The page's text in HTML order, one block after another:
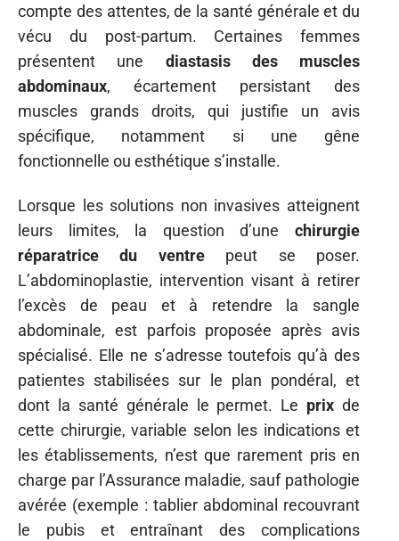
compte des attentes, de la santé générale et du
vécu du post-partum. Certaines femmes
présentent une diastasis des muscles
abdominaux, écartement persistant des
muscles grands droits, qui justifie un avis
spécifique, notamment si une gêne
fonctionnelle ou esthétique s’installe.
Lorsque les solutions non invasives atteignent
leurs limites, la question d’une chirurgie
réparatrice du ventrepeut se poser.
L’abdominoplastie, intervention visant à retirer
l’excès de peau et à retendre la sangle
abdominale, est parfois proposée après avis
spécialisé. Elle ne s’adresse toutefois qu’à des
patientes stabilisées sur le plan pondéral, et
dont la santé générale le permet. Le prix de
cette chirurgie, variable selon les indications et
les établissements, n’est que rarement pris en
charge par l’Assurance maladie, sauf pathologie
avérée (exemple : tablier abdominal recouvrant
le pubis et entraînant des complications